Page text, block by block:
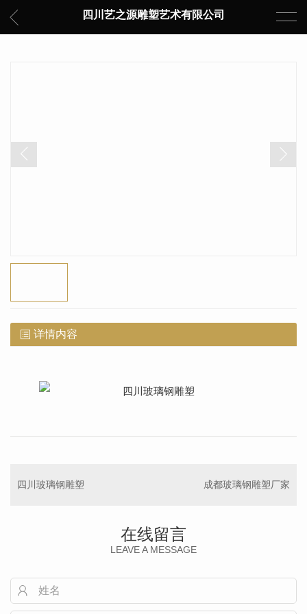
四川艺之源雕塑艺术有限公司
详情内容
四川玻璃钢雕塑 成都玻璃钢雕塑厂家
在线留言
LEAVE A MESSAGE